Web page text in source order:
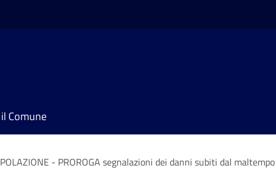
Comune
- PROROGA segnalazioni dei danni subiti dal